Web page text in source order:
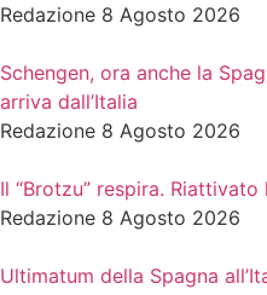
Redazione 8 Agosto 2026
Schengen, ora anche la
arriva dall’Italia
Redazione 8 Agosto 2026
Il “Brotzu” respira.
Redazione 8 Agosto 2026
Ultimatum della Spagna